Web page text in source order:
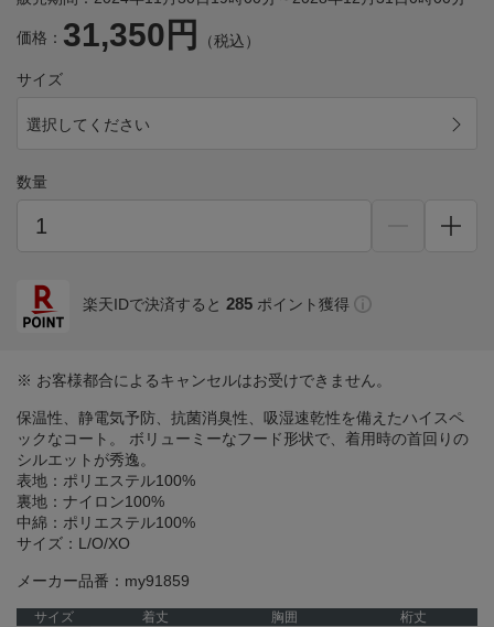
価格： 31,350円 （税込）
サイズ
選択してください
数量
楽天IDで決済すると 285 ポイント獲得
※ お客様都合によるキャンセルはお受けできません。
保温性、静電気予防、抗菌消臭性、吸湿速乾性を備えたハイスペ
ックなコート。 ボリューミーなフード形状で、着用時の首回りの
シルエットが秀逸。
表地：ポリエステル100%
裏地：ナイロン100%
中綿：ポリエステル100%
サイズ：L/O/XO
メーカー品番：my91859
サイズ 着丈 胸囲 桁丈